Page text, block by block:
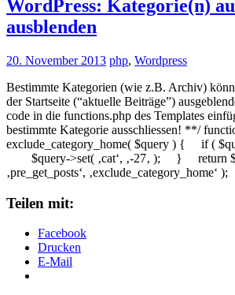
WordPress: Kategorie(n)
ausblenden
20. November 2013 php, Wordpress
Bestimmte Kategorien (wie z.B. Archiv)
der Startseite (“aktuelle Beiträge”)
code in die functions.php des Templates
bestimmte Kategorie ausschliessen! **/
exclude_category_home( $query ) { if (
$query->set( ‚cat‘, ‚-27‚ ); } return
‚pre_get_posts‘, ‚exclude_category_home‘
Teilen mit:
Facebook
Drucken
E-Mail